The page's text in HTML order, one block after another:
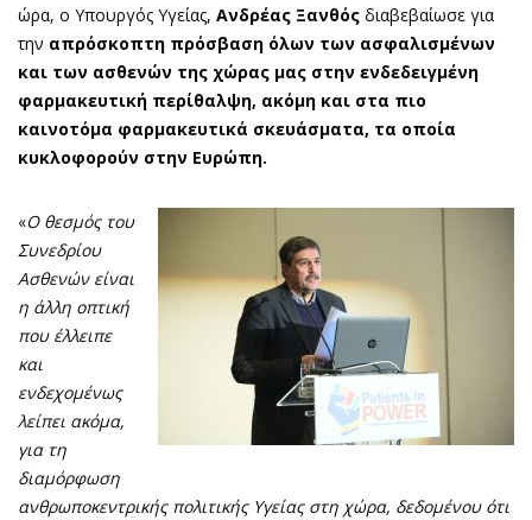
ώρα, ο Υπουργός Υγείας, Ανδρέας Ξανθός διαβεβαίωσε για
την απρόσκοπτη πρόσβαση όλων των ασφαλισμένων
και των ασθενών της χώρας μας στην ενδεδειγμένη
φαρμακευτική περίθαλψη, ακόμη και στα πιο
καινοτόμα φαρμακευτικά σκευάσματα, τα οποία
κυκλοφορούν στην Ευρώπη.
«Ο θεσμός του
Συνεδρίου
Ασθενών είναι
η άλλη οπτική
που έλλειπε
και
ενδεχομένως
λείπει ακόμα,
για τη
διαμόρφωση
ανθρωποκεντρικής πολιτικής Υγείας στη χώρα, δεδομένου ότι